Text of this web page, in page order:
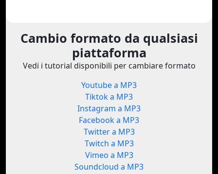
Cambio formato da qualsiasi
piattaforma
Vedi i tutorial disponibili per cambiare formato
Youtube a MP3
Tiktok a MP3
Instagram a MP3
Facebook a MP3
Twitter a MP3
Twitch a MP3
Vimeo a MP3
Soundcloud a MP3